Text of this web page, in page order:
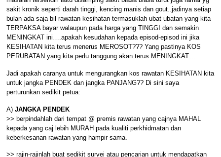
sakit kronik seperti darah tinggi, kencing manis dan gout..jadinya setiap
bulan ada saja bil rawatan kesihatan termasuklah ubat ubatan yang kita
TERPAKSA bayar walaupun pada harga yang TINGGI dan semakin
MENINGKAT ini….apakah kesudahan kepada episod-episod ini jika
KESIHATAN kita terus menerus MEROSOT??? Yang pastinya KOS
PERUBATAN yang kita perlu tanggung akan terus MENINGKAT…
Jadi apakah caranya untuk mengurangkan kos rawatan KESIHATAN kita
untuk jangka PENDEK dan jangka PANJANG?? Di sini saya
perturunkan sedikit petua:
A)JANGKA PENDEK
>> berpindahlah dari tempat @ premis rawatan yang cajnya MAHAL
kepada yang caj lebih MURAH pada kualiti perkhidmatan dan
keberkesanan rawatan yang hampir sama.
>> rajin-rajinlah buat sedikit survei atau pencarian untuk mendapatkan